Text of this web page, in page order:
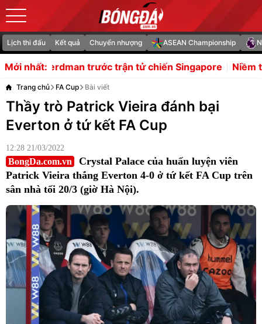
Lịch thi đấu Kết quả Chuyển nhượng ASEAN Championship
Mới nhất:
trận tử chiến Singapore Niềm tin lớn của tuyển Việt
Trang chủ FA Cup Bài viết
Thầy trò Patrick Vieira đánh bại
Everton ở tứ kết FA Cup
12:28 21/03/2022
BongDa.com.vn
Crystal Palace của huấn luyện viên
Patrick Vieira thắng Everton 4-0 ở tứ kết FA Cup trên
sân nhà tối 20/3 (giờ Hà Nội).